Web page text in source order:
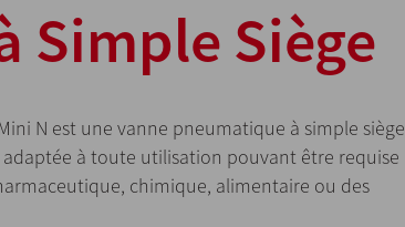
Simple Siège
N est une vanne pneumatique à simple siège
adaptée à toute utilisation pouvant être requise
chimique, alimentaire ou des